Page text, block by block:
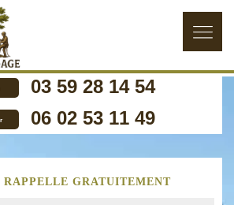
03 59 28 14 54
06 02 53 11 49
RAPPELLE GRATUITEMENT